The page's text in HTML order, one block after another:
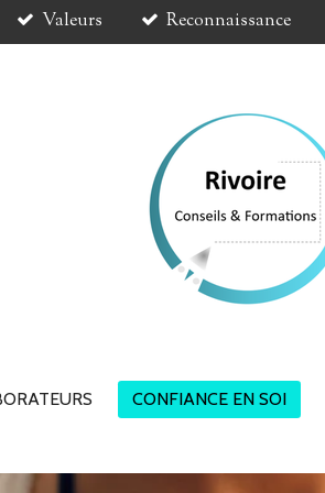
Valeurs Reconnaissance
CONFIANCE EN SOI